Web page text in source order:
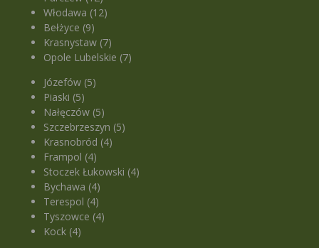
Włodawa (12)
Bełżyce (9)
Krasnystaw (7)
Opole Lubelskie (7)
Józefów (5)
Piaski (5)
Nałęczów (5)
Szczebrzeszyn (5)
Krasnobród (4)
Frampol (4)
Stoczek Łukowski (4)
Bychawa (4)
Terespol (4)
Tyszowce (4)
Kock (4)